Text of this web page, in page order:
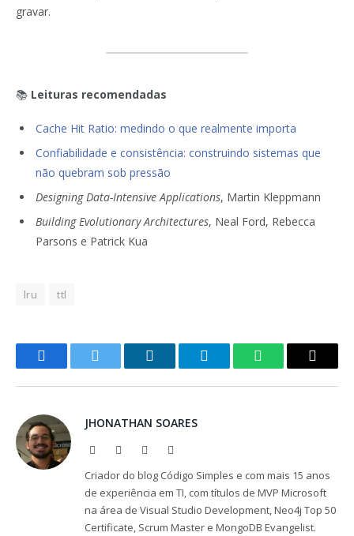
gravar.
📚 Leituras recomendadas
Cache Hit Ratio: medindo o que realmente importa
Confiabilidade e consistência: construindo sistemas que
não quebram sob pressão
Designing Data-Intensive Applications, Martin Kleppmann
Building Evolutionary Architectures, Neal Ford, Rebecca
Parsons e Patrick Kua
lru ttl
FacebookTwitter LinkedInTelegramWhatsAppCopy
JHONATHAN SOARES
Website Facebook
Criador do blog Código Simples e com mais 15 anos
de experiência em TI, com títulos de MVP Microsoft
na área de Visual Studio Development, Neo4j Top 50
Certificate, Scrum Master e MongoDB Evangelist.